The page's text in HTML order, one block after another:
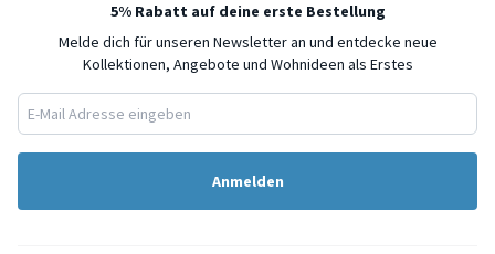
5% Rabatt auf deine erste Bestellung
Melde dich für unseren Newsletter an und entdecke neue
Kollektionen, Angebote und Wohnideen als Erstes
Anmelden